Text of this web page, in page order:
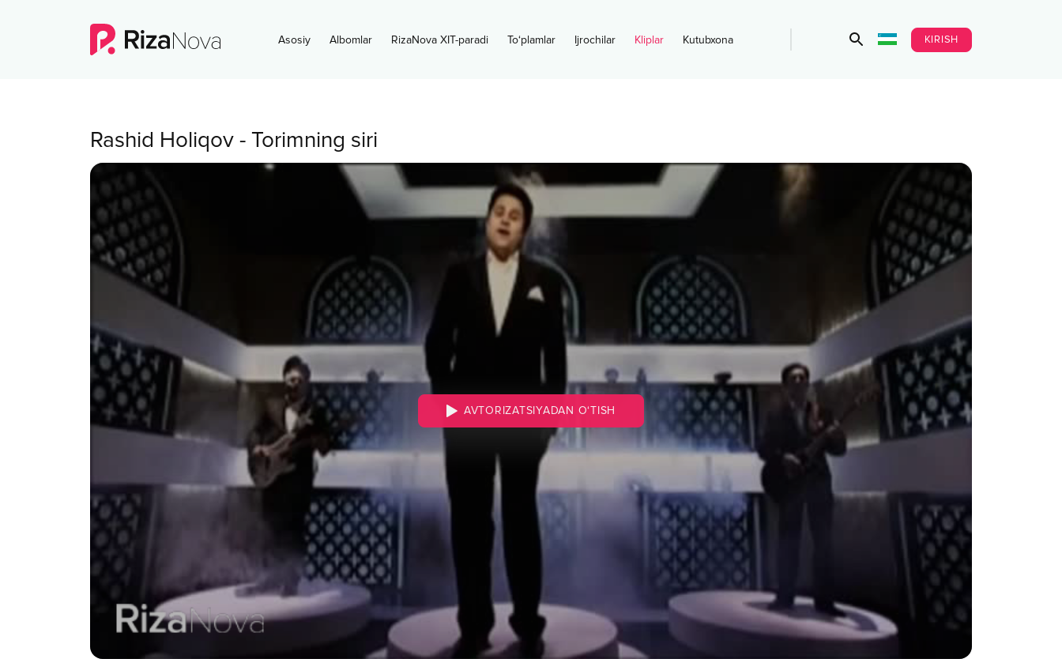
Asosiy Albomlar RizaNova XIT-paradi To‘plamlar Ijrochilar Kliplar Kutubxona KIRISH
Rashid Holiqov - Torimning siri
AVTORIZATSIYADAN O‘TISH